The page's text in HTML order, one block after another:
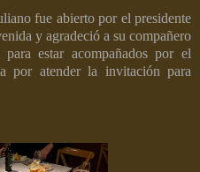
fue abierto por el presidente
y agradeció a su compañero
estar acompañados por el
por atender la invitación para